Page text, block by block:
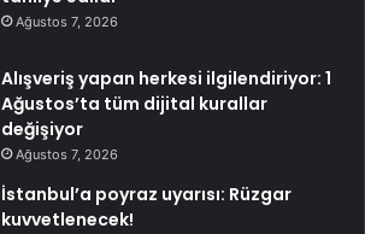
Ağustos 7, 2026
Alışveriş yapan herkesi ilgilendiriyor: 1
Ağustos’ta tüm dijital kurallar
değişiyor
Ağustos 7, 2026
İstanbul’a poyraz uyarısı: Rüzgar
kuvvetlenecek!